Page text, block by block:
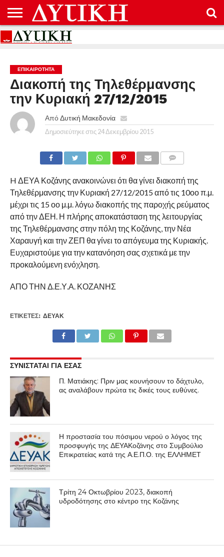
ΑΡΧΙΚΉ
ΕΠΙΚΟΙΝΩΝΊΑ
ΌΡΟΙ
ΠΡΟΣΤΑΣΊΑ
ΕΠΙΚΑΙΡΟΤΗΤΑ
Διακοπή της Τηλεθέρμανσης
την Κυριακή 27/12/2015
Από Δυτική Μακεδονία
Δημοσιεύτηκε στις 24 Δεκεμβρίου 2015
H ΔΕΥΑ Κοζάνης ανακοινώνει ότι θα γίνει διακοπή της
Τηλεθέρμανσης την Κυριακή 27/12/2015 από τις 10οο π.μ.
μέχρι τις 15 οο μ.μ. λόγω διακοπής της παροχής ρεύματος
από την ΔΕΗ. Η πλήρης αποκατάσταση της λειτουργίας
της Τηλεθέρμανσης στην πόλη της Κοζάνης, την Νέα
Χαραυγή και την ΖΕΠ θα γίνει το απόγευμα της Κυριακής.
Ευχαριστούμε για την κατανόηση σας σχετικά με την
προκαλούμενη ενόχληση.
ΑΠΟ ΤΗΝ Δ.Ε.Υ.Α. ΚΟΖΑΝΗΣ
ΕΤΙΚΕΤΕΣ: ΔΕΥΑΚ
ΣΥΝΙΣΤΑΤΑΙ ΓΙΑ ΕΣΑΣ
Π. Ματιάκης: Πριν μας κουνήσουν το δάχτυλο,
ας αναλάβουν πρώτα τις δικές τους ευθύνες.
Η προστασία του πόσιμου νερού ο λόγος της
προσφυγής της ΔΕΥΑΚοζάνης στο Συμβούλιο
Επικρατείας κατά της Α.Ε.Π.Ο. της ΕΛΛΗΜΕΤ
Τρίτη 24 Οκτωβρίου 2023, διακοπή
υδροδότησης στο κέντρο της Κοζάνης